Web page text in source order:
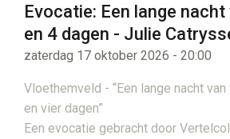
Evocatie: Een lange
en 4 dagen - Julie
zaterdag 17 oktober 2026 - 20:00
Vloethemveld - “Een lange nacht van
en vier dagen”
Een evocatie gebracht door